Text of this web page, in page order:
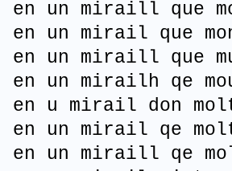
en un miraill que
en un mirail que
en un miraill que
en un mirailh qe
en u mirail don
en un mirail qe
en un miraill qe